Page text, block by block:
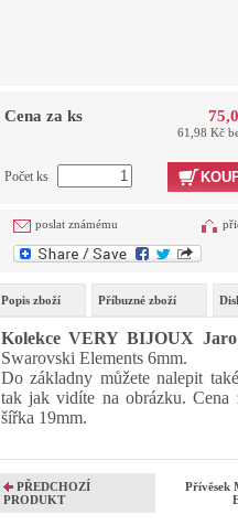
Cena za ks
61,98 Kč
Počet ks
poslat známému
Popis zboží Příbuzné zboží
Kolekce VERY BIJOUX
Swarovski Elements 6mm.
Do základny můžete nalepit
tak jak vidíte na obrázku.
šířka 19mm.
PŘEDCHOZÍ
PRODUKT
Přívěsek